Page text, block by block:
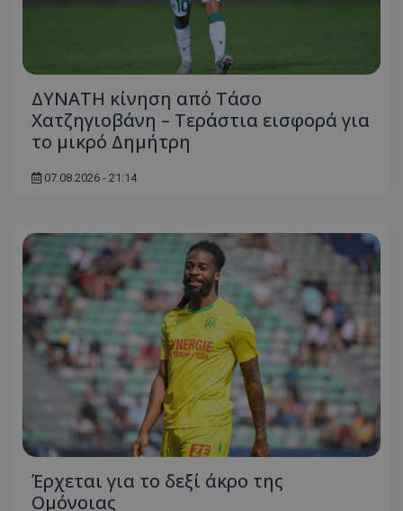
ΔΥΝΑΤΗ κίνηση από Τάσο
Χατζηγιοβάνη – Τεράστια εισφορά για
το μικρό Δημήτρη
07.08.2026 - 21:14
Έρχεται για το δεξί άκρο της
Ομόνοιας